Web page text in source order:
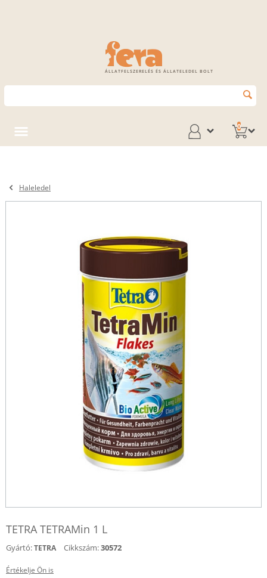
ÁLLATFELSZERELÉS ÉS ÁLLATELEDEL BOLT
0
Haleledel
TETRA TETRAMin 1 L
Gyártó:TETRA Cikkszám:30572
Értékelje Ön is